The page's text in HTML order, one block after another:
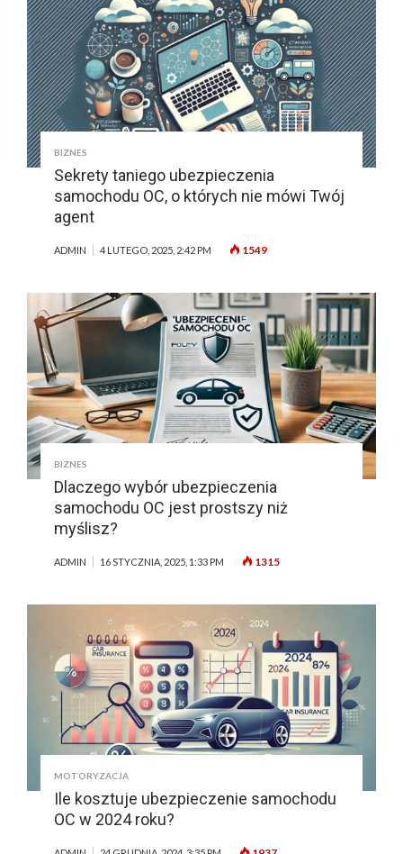
BIZNES
Sekrety taniego ubezpieczenia
samochodu OC, o których nie mówi Twój
agent
ADMIN 4 LUTEGO, 2025, 2:42 PM 1549
BIZNES
Dlaczego wybór ubezpieczenia
samochodu OC jest prostszy niż
myślisz?
ADMIN 16 STYCZNIA, 2025, 1:33 PM 1315
MOTORYZACJA
Ile kosztuje ubezpieczenie samochodu
OC w 2024 roku?